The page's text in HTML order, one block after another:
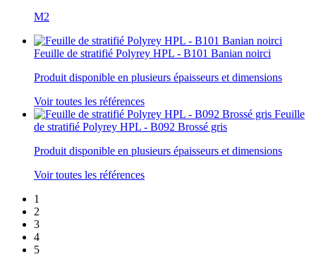
M2
Feuille de stratifié Polyrey HPL - B101 Banian noirci
Produit disponible en plusieurs épaisseurs et dimensions
Voir toutes les références
Feuille
de stratifié Polyrey HPL - B092 Brossé gris
Produit disponible en plusieurs épaisseurs et dimensions
Voir toutes les références
1
2
3
4
5